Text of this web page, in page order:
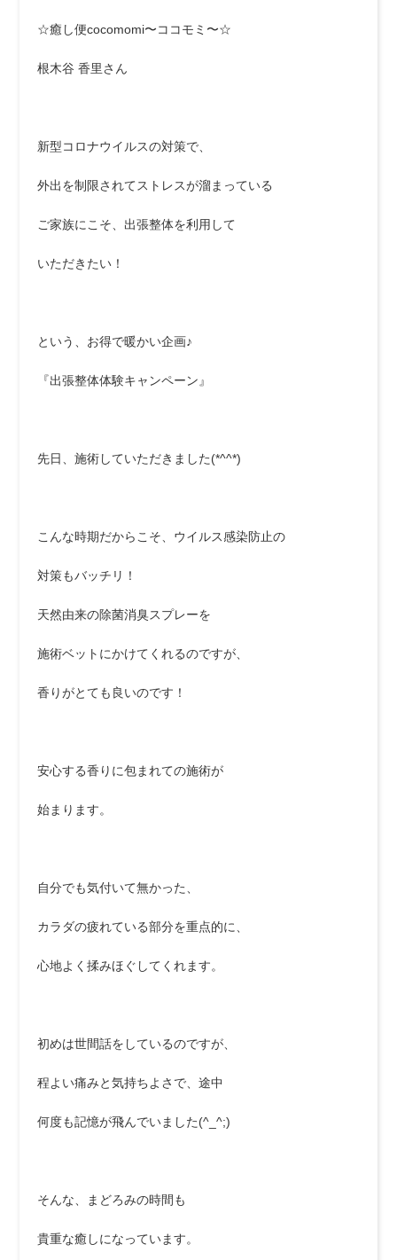
☆癒し便cocomomi〜ココモミ〜☆
根木谷 香里さん
新型コロナウイルスの対策で、
外出を制限されてストレスが溜まっている
ご家族にこそ、出張整体を利用して
いただきたい！
という、お得で暖かい企画♪
『出張整体体験キャンペーン』
先日、施術していただきました(*^^*)
こんな時期だからこそ、ウイルス感染防止の
対策もバッチリ！
天然由来の除菌消臭スプレーを
施術ベットにかけてくれるのですが、
香りがとても良いのです！
安心する香りに包まれての施術が
始まります。
自分でも気付いて無かった、
カラダの疲れている部分を重点的に、
心地よく揉みほぐしてくれます。
初めは世間話をしているのですが、
程よい痛みと気持ちよさで、途中
何度も記憶が飛んでいました(^_^;)
そんな、まどろみの時間も
貴重な癒しになっています。